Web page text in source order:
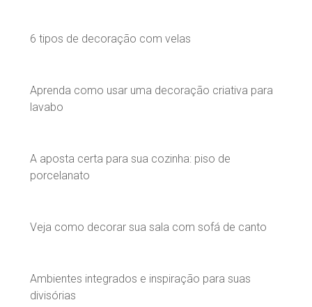
6 tipos de decoração com velas
Aprenda como usar uma decoração criativa para
lavabo
A aposta certa para sua cozinha: piso de
porcelanato
Veja como decorar sua sala com sofá de canto
Ambientes integrados e inspiração para suas
divisórias